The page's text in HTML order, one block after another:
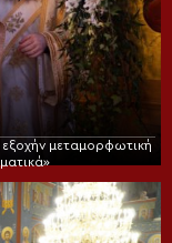
εξοχήν μεταμορφωτική